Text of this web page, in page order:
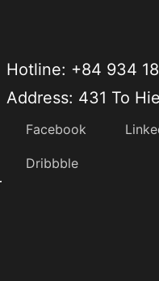
Hotline: +84 934
Address: 431 To
Facebook
Dribbble